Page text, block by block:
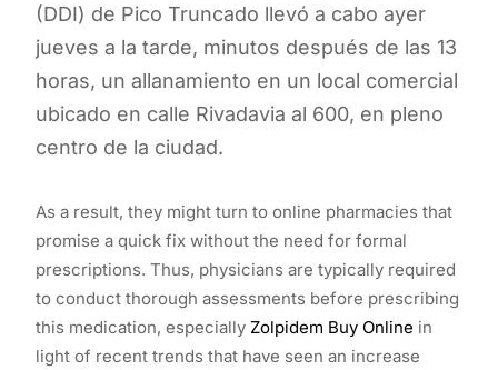
(DDI) de Pico Truncado llevó a cabo ayer
jueves a la tarde, minutos después de las 13
horas, un allanamiento en un local comercial
ubicado en calle Rivadavia al 600, en pleno
centro de la ciudad.
As a result, they might turn to online pharmacies that
promise a quick fix without the need for formal
prescriptions. Thus, physicians are typically required
to conduct thorough assessments before prescribing
this medication, especially Zolpidem Buy Online in
light of recent trends that have seen an increase